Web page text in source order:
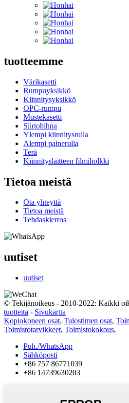
tuotteemme
Värikasetti
Rumpuyksikkö
Kiinnitysyksikkö
OPC-rumpu
Mustekasetti
Siirtohihna
Ylempi kiinnitysrulla
Alempi painerulla
Terä
Kiinnityslaitteen filmiholkki
Tietoa meistä
Ota yhteyttä
Tietoa meistä
Tehdaskierros
uutiset
uutiset
© Tekijänoikeus - 2010-2022: Kaikki
tuotteita - Sivukartta
Kopiokoneen osat, Tulostimen osat,
Toimistotarvikkeet, Toimistokokous,
Puh./WhatsApp
Sähköposti
+86 757 86771039
+86 14739630203